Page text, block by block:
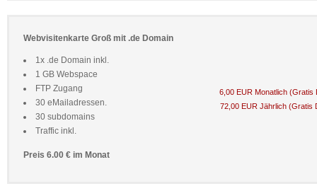
Webvisitenkarte Groß mit .de Domain
1x .de Domain inkl.
1 GB Webspace
FTP Zugang
30 eMailadressen.
30 subdomains
Traffic inkl.
Preis 6.00 € im Monat
6,00 EUR Monatlich (Gratis
72,00 EUR Jährlich (Gratis